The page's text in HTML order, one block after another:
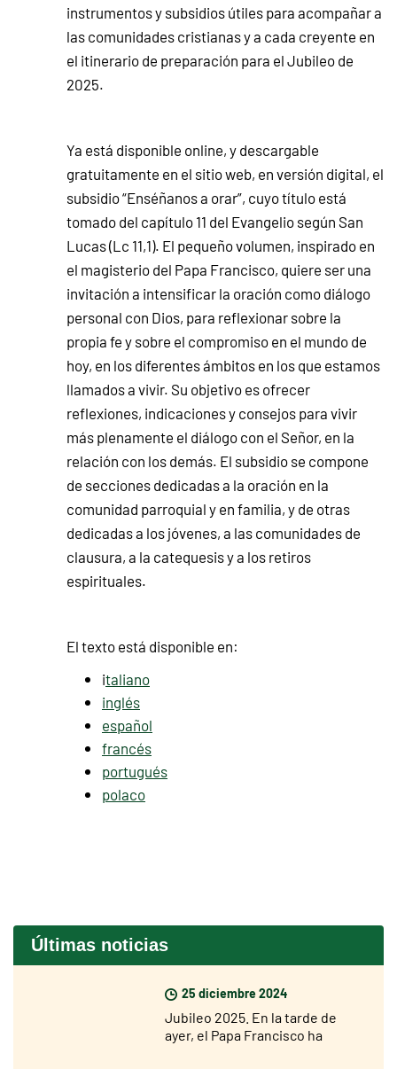
instrumentos y subsidios útiles para acompañar a
las comunidades cristianas y a cada creyente en
el itinerario de preparación para el Jubileo de
2025.
Ya está disponible online, y descargable
gratuitamente en el sitio web, en versión digital, el
subsidio “Enséñanos a orar”, cuyo título está
tomado del capítulo 11 del Evangelio según San
Lucas (Lc 11,1). El pequeño volumen, inspirado en
el magisterio del Papa Francisco, quiere ser una
invitación a intensificar la oración como diálogo
personal con Dios, para reflexionar sobre la
propia fe y sobre el compromiso en el mundo de
hoy, en los diferentes ámbitos en los que estamos
llamados a vivir. Su objetivo es ofrecer
reflexiones, indicaciones y consejos para vivir
más plenamente el diálogo con el Señor, en la
relación con los demás. El subsidio se compone
de secciones dedicadas a la oración en la
comunidad parroquial y en familia, y de otras
dedicadas a los jóvenes, a las comunidades de
clausura, a la catequesis y a los retiros
espirituales.
El texto está disponible en:
italiano
inglés
español
francés
portugués
polaco
Últimas noticias
25 diciembre 2024
Jubileo 2025. En la tarde de
ayer, el Papa Francisco ha